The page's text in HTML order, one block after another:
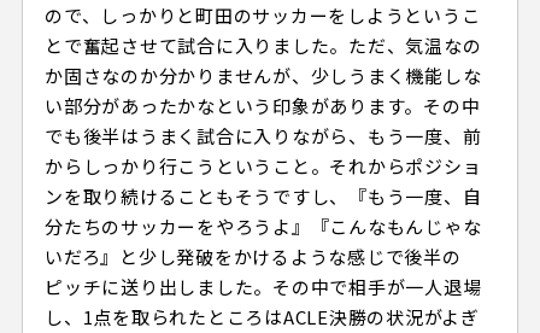
ので、しっかりと町田のサッカーをしようというこ
とで奮起させて試合に入りました。ただ、気温なの
か固さなのか分かりませんが、少しうまく機能しな
い部分があったかなという印象があります。その中
でも後半はうまく試合に入りながら、もう一度、前
からしっかり行こうということ。それからポジショ
ンを取り続けることもそうですし、『もう一度、自
分たちのサッカーをやろうよ』『こんなもんじゃな
いだろ』と少し発破をかけるような感じで後半の
ピッチに送り出しました。その中で相手が一人退場
し、1点を取られたところはACLE決勝の状況がよぎ